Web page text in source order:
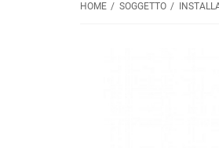
HOME SOGGETTO